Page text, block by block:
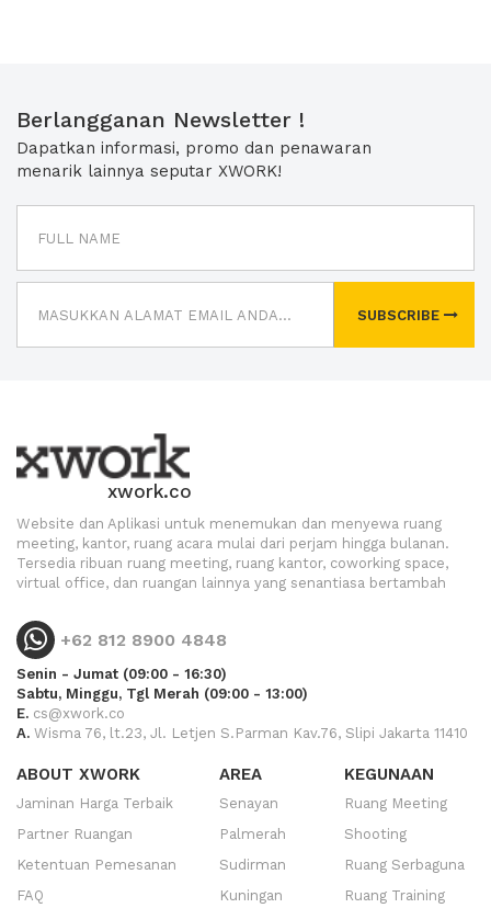
Berlangganan Newsletter !
Dapatkan informasi, promo dan penawaran
menarik lainnya seputar XWORK!
SUBSCRIBE
xwork.co
Website dan Aplikasi untuk menemukan dan menyewa ruang
meeting, kantor, ruang acara mulai dari perjam hingga bulanan.
Tersedia ribuan ruang meeting, ruang kantor, coworking space,
virtual office, dan ruangan lainnya yang senantiasa bertambah
+62 812 8900 4848
Senin - Jumat (09:00 - 16:30)
Sabtu, Minggu, Tgl Merah (09:00 - 13:00)
E. cs@xwork.co
A. Wisma 76, lt.23, Jl. Letjen S.Parman Kav.76, Slipi Jakarta 11410
ABOUT XWORK
Jaminan Harga Terbaik
Partner Ruangan
Ketentuan Pemesanan
FAQ
AREA
Senayan
Palmerah
Sudirman
Kuningan
KEGUNAAN
Ruang Meeting
Shooting
Ruang Serbaguna
Ruang Training